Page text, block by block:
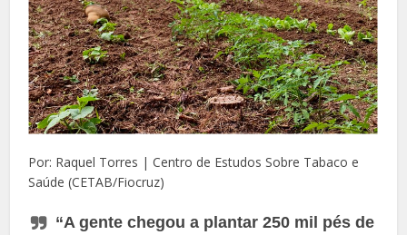
Por: Raquel Torres | Centro de Estudos Sobre Tabaco e
Saúde (CETAB/Fiocruz)
“A gente chegou a plantar 250 mil pés de